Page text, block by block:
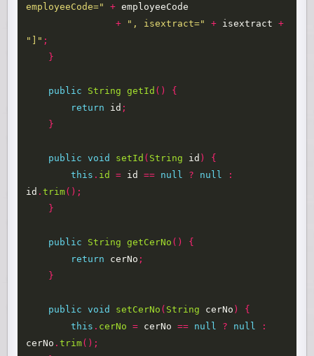
employeeCode="
+ employeeCode
+
", isextract=" + isextract
+
"]" ;
}
public String getId ()
{
return
id ;
}
public void setId ( String id )
{
this . id = id == null ? null
:
id .trim();
}
public String getCerNo ()
{
return
cerNo ;
}
public void setCerNo ( String cerNo )
{
this . cerNo = cerNo == null ? null
:
cerNo .trim();